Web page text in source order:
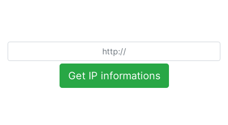
Get IP informations